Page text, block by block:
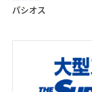
パシオス